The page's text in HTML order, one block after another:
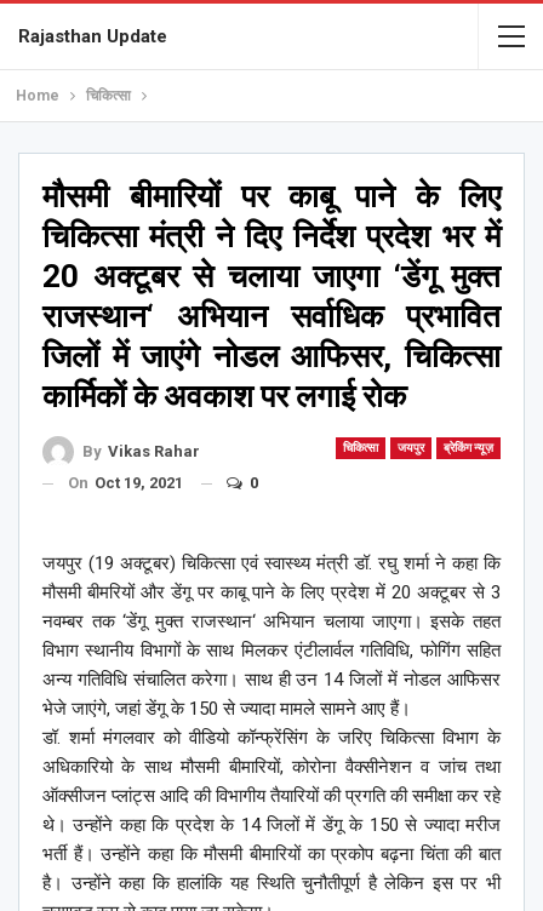
Rajasthan Update
Home चिकित्सा
मौसमी बीमारियों पर काबू पाने के लिए
चिकित्सा मंत्री ने दिए निर्देश प्रदेश भर में
20 अक्टूबर से चलाया जाएगा ‘डेंगू मुक्त
राजस्थान‘ अभियान सर्वाधिक प्रभावित
जिलों में जाएंगे नोडल आफिसर, चिकित्सा
कार्मिकों के अवकाश पर लगाई रोक
चिकित्सा जयपुर ब्रेकिंग न्यूज़
By Vikas Rahar
On Oct 19, 2021 0
जयपुर (19 अक्टूबर) चिकित्सा एवं स्वास्थ्य मंत्री डॉ. रघु शर्मा ने कहा कि
मौसमी बीमरियों और डेंगू पर काबू पाने के लिए प्रदेश में 20 अक्टूबर से 3
नवम्बर तक ‘डेंगू मुक्त राजस्थान‘ अभियान चलाया जाएगा। इसके तहत
विभाग स्थानीय विभागों के साथ मिलकर एंटीलार्वल गतिविधि, फोगिंग सहित
अन्य गतिविधि संचालित करेगा। साथ ही उन 14 जिलों में नोडल आफिसर
भेजे जाएंगे, जहां डेंगू के 150 से ज्यादा मामले सामने आए हैं।
डॉ. शर्मा मंगलवार को वीडियो कॉन्फ्रेंसिंग के जरिए चिकित्सा विभाग के
अधिकारियो के साथ मौसमी बीमारियों, कोरोना वैक्सीनेशन व जांच तथा
ऑक्सीजन प्लांट्स आदि की विभागीय तैयारियों की प्रगति की समीक्षा कर रहे
थे। उन्होंने कहा कि प्रदेश के 14 जिलों में डेंगू के 150 से ज्यादा मरीज
भर्ती हैं। उन्होंने कहा कि मौसमी बीमारियों का प्रकोप बढ़ना चिंता की बात
है। उन्होंने कहा कि हालांकि यह स्थिति चुनौतीपूर्ण है लेकिन इस पर भी